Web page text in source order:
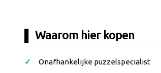
Waarom hier kopen
Onafhankelijke puzzelspecialist